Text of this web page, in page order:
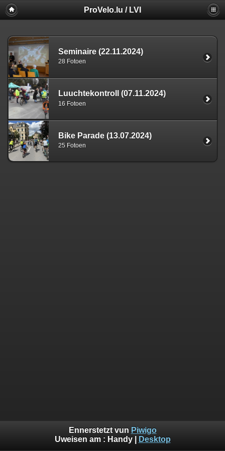
ProVelo.lu / LVI
Seminaire (22.11.2024)
28 Fotoen
Luuchtekontroll (07.11.2024)
16 Fotoen
Bike Parade (13.07.2024)
25 Fotoen
Ennerstetzt vun Piwigo
Uweisen am : Handy| Desktop